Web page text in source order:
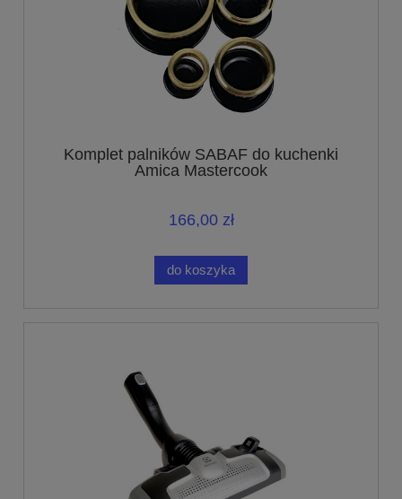
Komplet palników SABAF do kuchenki
Amica Mastercook
166,00 zł
do koszyka